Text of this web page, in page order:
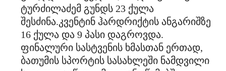
ტურძილაძემ გუნდს 23 ქულა
შესძინა.კვენტინ ჰარდრიქტის ანგარიშზე
16 ქულა და 9 პასი დაგროვდა.
ფინალური სასტვენის ხმასთან ერთად,
ბათუმის სპორტის სასახლეში ნამდვილი